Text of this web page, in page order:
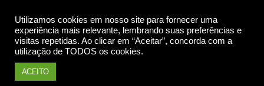
Utilizamos cookies em nosso site para fornecer uma
experiência mais relevante, lembrando suas preferências e
visitas repetidas. Ao clicar em “Aceitar”, concorda com a
utilização de TODOS os cookies.
ACEITO
Notícias